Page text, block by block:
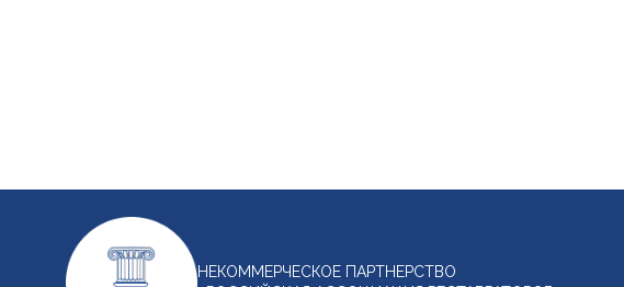
НЕКОММЕРЧЕСКОЕ ПАРТНЕРСТВО